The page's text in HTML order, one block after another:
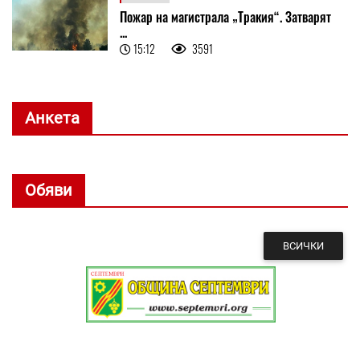
Пожар на магистрала „Тракия“. Затварят
...
15:12 3591
Анкета
Обяви
ВСИЧКИ